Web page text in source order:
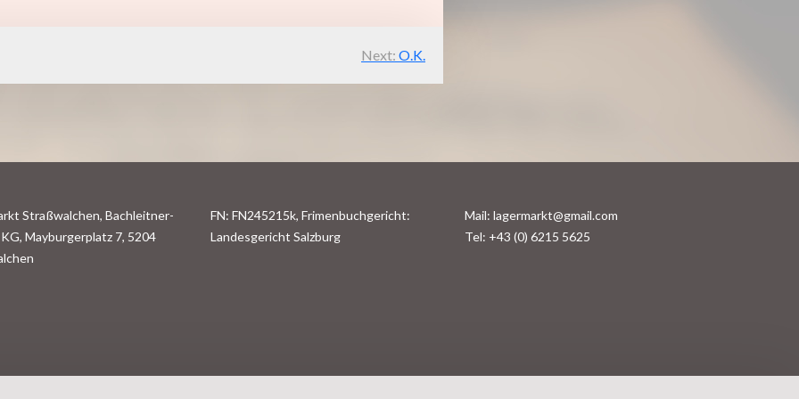
Next: O.K.
Straßwalchen, Bachleitner-
Mayburgerplatz 7, 5204
FN: FN245215k, Frimenbuchgericht:
Landesgericht Salzburg
Mail: lagermarkt@gmail.com
Tel: +43 (0) 6215 5625